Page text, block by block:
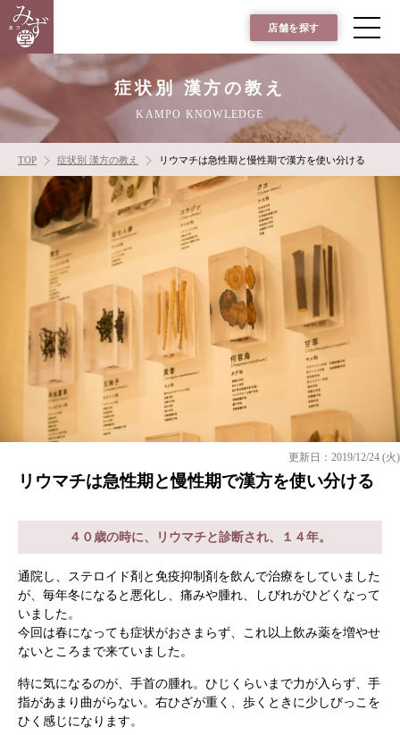
店舗を探す
症状別 漢方の教え
KAMPO KNOWLEDGE
TOP 症状別 漢方の教え リウマチは急性期と慢性期で漢方を使い分ける
更新日：2019/12/24 (火)
リウマチは急性期と慢性期で漢方を使い分ける
４０歳の時に、リウマチと診断され、１４年。
通院し、ステロイド剤と免疫抑制剤を飲んで治療をしていました
が、毎年冬になると悪化し、痛みや腫れ、しびれがひどくなって
いました。
今回は春になっても症状がおさまらず、これ以上飲み薬を増やせ
ないところまで来ていました。
特に気になるのが、手首の腫れ。ひじくらいまで力が入らず、手
指があまり曲がらない。右ひざが重く、歩くときに少しびっこを
ひく感じになります。